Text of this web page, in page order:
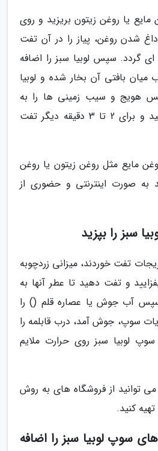
مایع یا روغن زیتون بریزید و روی
شدن روغن، پیاز را در آن تفت
گردد. سپس لوبیا سبز را اضافه
بافتی آن بخار شده و لوبیا
هویج و سیب زمینی ها را به
همراه سیرها، اضافه کنید و برای 2 تا 3 دقیقه دیگر تفت
مایع مثل روغن زیتون یا روغن
به صورت اینترنتی و حضوری از
سبز را بپزید
تفت خوردند، میزانی زردچوبه
و تفت دهید تا عطر آنها به
آب جوش یا عصاره قلم () را
سوپ، جوش آمد، درب قابلمه را
سوپ لوبیا سبز روی حرارت ملایم
می توانید از فروشگاه های به روش
کنید.
سوپ لوبیا سبز را اضافه